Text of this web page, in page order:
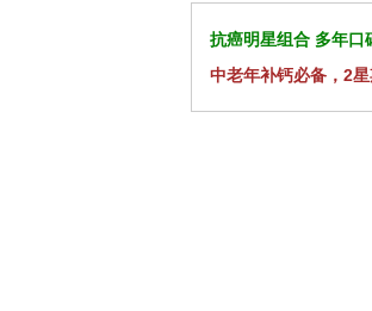
抗癌明星组合 多年口
中老年补钙必备，2